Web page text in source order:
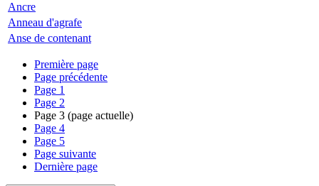
Ancre
Anneau d'agrafe
Anse de contenant
Première page
Page précédente
Page 1
Page 2
Page 3 (page actuelle)
Page 4
Page 5
Page suivante
Dernière page